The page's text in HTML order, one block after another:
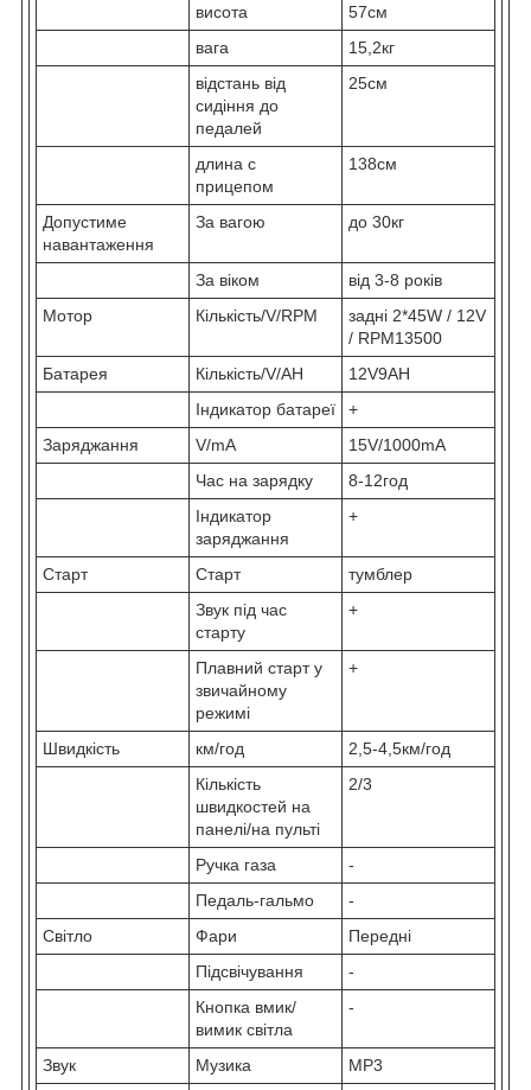
висота
57см
вага
15,2кг
відстань від
сидіння до
педалей
25см
длина с
прицепом
138см
Допустиме
навантаження
За вагою до 30кг
За віком
від 3-8 років
Мотор
Кількість/V/RPM
задні 2*45W / 12V
/ RPM13500
Батарея
Кількість/V/AH
12V9AH
Індикатор батареї
+
Заряджання
V/mA
15V/1000mA
Час на зарядку
8-12год
Індикатор
заряджання
+
Старт Старт
тумблер
Звук під час
старту
+
Плавний старт у
звичайному
режимі
+
Швидкість км/год
2,5-4,5км/год
Кількість
швидкостей на
панелі/на пульті
2/3
Ручка газа
-
Педаль-гальмо
-
Світло
Фари
Передні
Підсвічування
-
Кнопка вмик/
вимик світла
-
Звук Музика MP3